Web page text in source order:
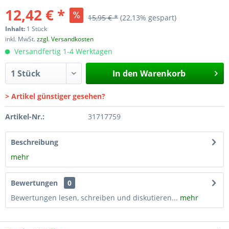
12,42 € * 15,95 € * (22,13% gespart)
Inhalt: 1 Stück
inkl. MwSt.zzgl. Versandkosten
Versandfertig 1-4 Werktagen
In den Warenkorb
> Artikel günstiger gesehen?
Artikel-Nr.: 31717759
Beschreibung
mehr
Bewertungen
0
Bewertungen lesen, schreiben und diskutieren... mehr